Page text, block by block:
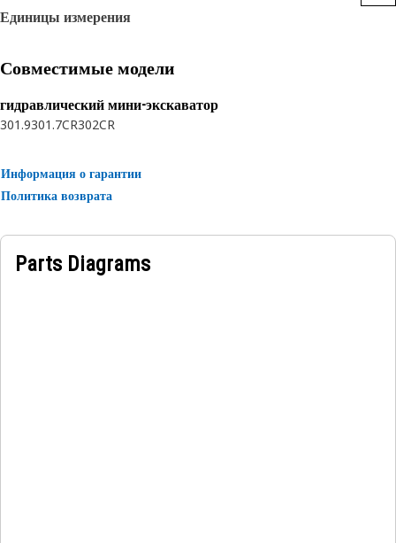
Единицы измерения
Совместимые модели
гидравлический мини-экскаватор
301.9301.7CR302CR
Информация о гарантии
Политика возврата
Parts Diagrams